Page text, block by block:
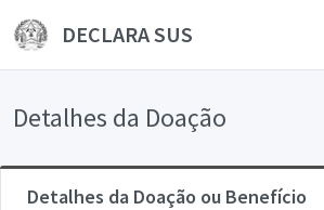
DECLARA SUS
Detalhes da Doação
Detalhes da Doação ou Benefício